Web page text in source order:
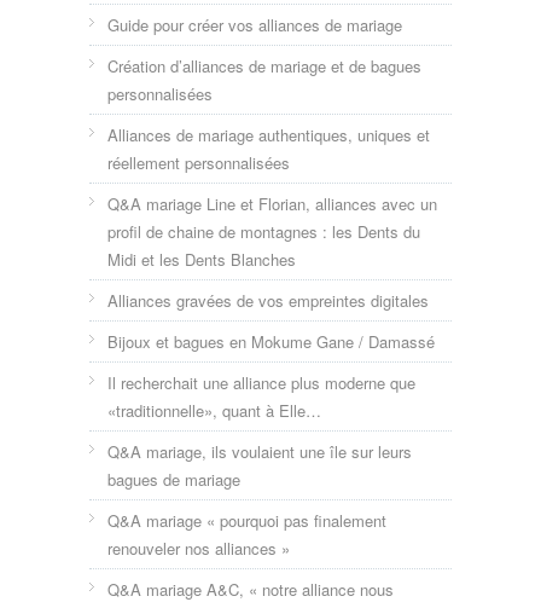
Guide pour créer vos alliances de mariage
Création d’alliances de mariage et de bagues
personnalisées
Alliances de mariage authentiques, uniques et
réellement personnalisées
Q&A mariage Line et Florian, alliances avec un
profil de chaine de montagnes : les Dents du
Midi et les Dents Blanches
Alliances gravées de vos empreintes digitales
Bijoux et bagues en Mokume Gane / Damassé
Il recherchait une alliance plus moderne que
«traditionnelle», quant à Elle…
Q&A mariage, ils voulaient une île sur leurs
bagues de mariage
Q&A mariage « pourquoi pas finalement
renouveler nos alliances »
Q&A mariage A&C, « notre alliance nous